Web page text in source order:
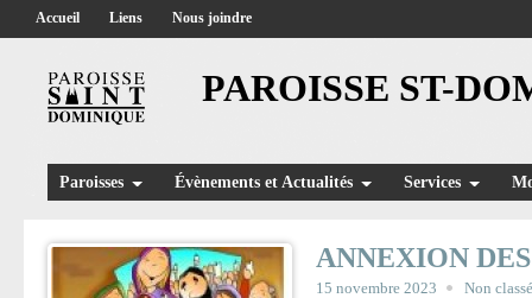
Accueil Liens Nous joindre
PAROISSE ST-
Paroisses Évènements et Actualités Services
ANNEXION
15 novembre 2023 Non classé